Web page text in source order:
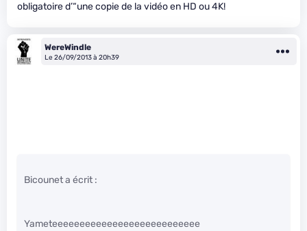
obligatoire d’“une copie de la vidéo en HD ou 4K!
WereWindle
Le 26/09/2013 à 20h39
Bicounet a écrit :
Yameteeeeeeeeeeeeeeeeeeeeeeeeeee